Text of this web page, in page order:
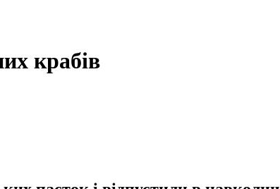
крабів